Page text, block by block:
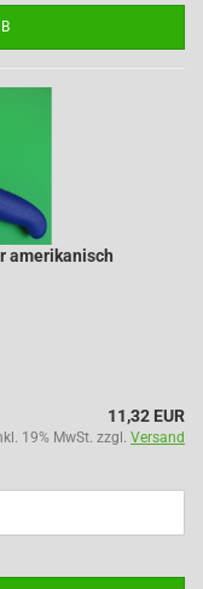
amerikanisch
11,32 EUR
19% MwSt. zzgl. Versand